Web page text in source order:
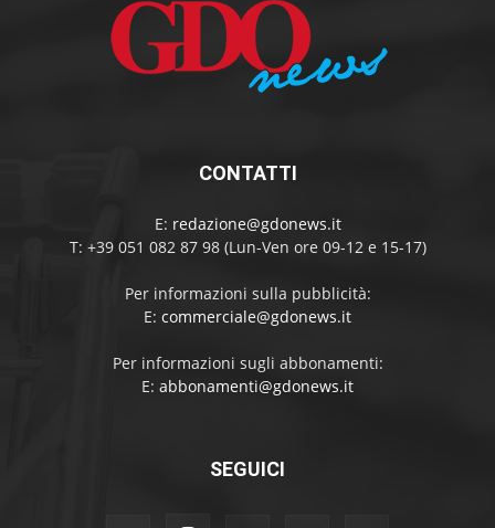
CONTATTI
E: redazione@gdonews.it
T: +39 051 082 87 98 (Lun-Ven ore 09-12 e 15-17)
Per informazioni sulla pubblicità:
E: commerciale@gdonews.it
Per informazioni sugli abbonamenti:
E: abbonamenti@gdonews.it
SEGUICI